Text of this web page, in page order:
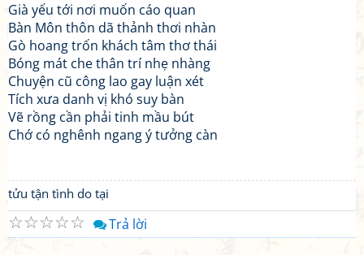
Già yếu tới nơi muốn cáo quan
Bàn Môn thôn dã thảnh thơi nhàn
Gò hoang trốn khách tâm thơ thái
Bóng mát che thân trí nhẹ nhàng
Chuyện cũ công lao gay luận xét
Tích xưa danh vị khó suy bàn
Vẽ rồng cần phải tinh mầu bút
Chớ có nghênh ngang ý tưởng càn
tửu tận tình do tại
☆
☆
☆
☆
☆ Trả lời